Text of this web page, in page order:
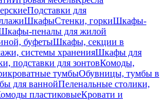
Подставки для
ШкафыСтенки, горкиШкафы-
пеналы для жилой
буфетыШкафы, секции в
системы храненияШкафы для
подставки для зонтовКомоды,
тумбыОбувницы, тумбы в
для ваннойПеленальные столики,
пластиковыеКровати и